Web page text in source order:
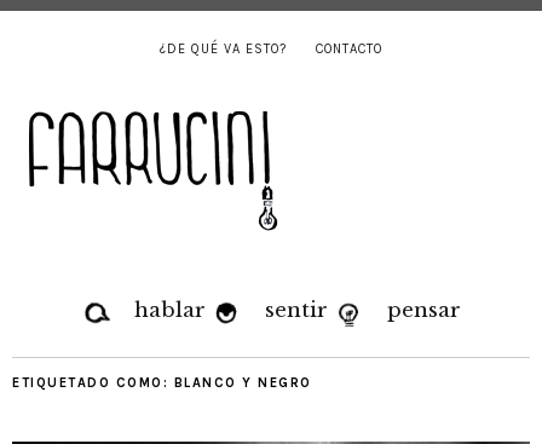
¿DE QUÉ VA ESTO? CONTACTO
hablar sentir pensar
ETIQUETADO COMO: BLANCO Y NEGRO